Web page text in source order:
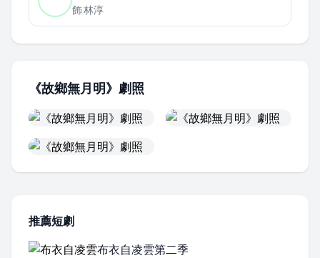
飾林淳
《故鄉無月明》劇照
推薦短劇
布衣自凌雲第二季